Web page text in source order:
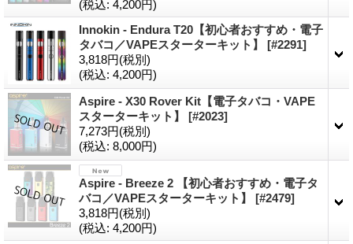
(税込: 4,200円)
Innokin - Endura T20【初心者おすすめ・電子
タバコ／VAPEスターターキット】 [#2291]
3,818円(税別)
(税込: 4,200円)
Aspire - X30 Rover Kit【電子タバコ・VAPE
スターターキット】 [#2023]
7,273円(税別)
(税込: 8,000円)
Aspire - Breeze 2 【初心者おすすめ・電子タ
バコ／VAPEスターターキット】 [#2479]
3,818円(税別)
(税込: 4,200円)